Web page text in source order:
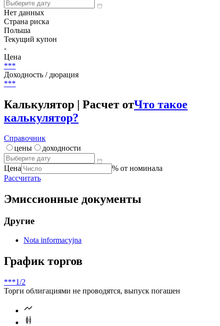
Нет данных
Страна риска
Польша
Текущий купон
-
Цена
***
Доходность / дюрация
***
Калькулятор | Расчет отЧто такое
калькулятор?
Справочник
цены
доходности
Цена
% от номинала
Рассчитать
Эмиссионные документы
Другие
Nota informacyjna
График торгов
***1/2
Торги облигациями не проводятся, выпуск погашен